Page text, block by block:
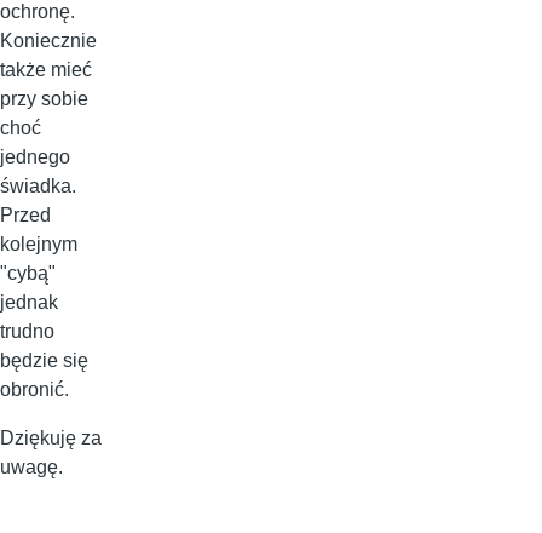
ochronę.
Koniecznie
także mieć
przy sobie
choć
jednego
świadka.
Przed
kolejnym
"cybą"
jednak
trudno
będzie się
obronić.
Dziękuję za
uwagę.